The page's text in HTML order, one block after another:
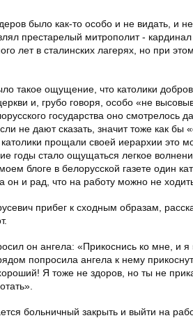
было как-то особо и не видать, и
престарелый митрополит -
лет в сталинских лагерях, но при
такое ощущение, что католики
и, грубо говоря, особо «не
государства оно смотрелось
не дают сказать, значит тоже как
прощали своей иерархии это
годы стало ощущаться легкое
блоге в белорусской газете один
и рад, что на работу можно не
прибег к сходным образам,
он ангела: «Прикоснись ко мне, и
попросила ангела к нему
Я тоже не здоров, но ты не
больничный закрыть и выйти на